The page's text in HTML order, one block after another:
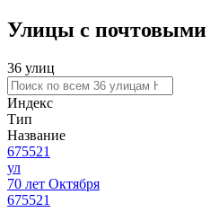
Улицы с почтовыми
36 улиц
Индекс
Тип
Название
675521
ул
70 лет Октября
675521